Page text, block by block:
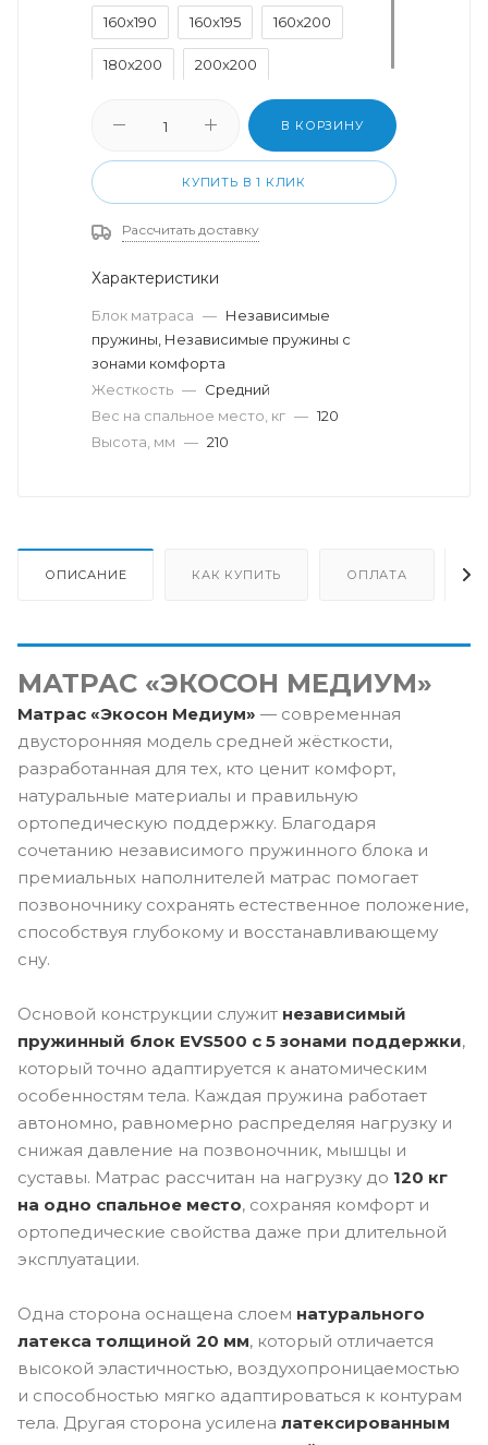
160x190 160x195 160x200
180x200 200x200
В КОРЗИНУ
КУПИТЬ В 1 КЛИК
Рассчитать доставку
Характеристики
Блок матраса — Независимые
пружины, Независимые пружины с
зонами комфорта
Жесткость — Средний
Вес на спальное место, кг — 120
Высота, мм — 210
ОПИСАНИЕ КАК КУПИТЬ ОПЛАТА
МАТРАС «ЭКОСОН МЕДИУМ»
Матрас «Экосон Медиум» — современная
двусторонняя модель средней жёсткости,
разработанная для тех, кто ценит комфорт,
натуральные материалы и правильную
ортопедическую поддержку. Благодаря
сочетанию независимого пружинного блока и
премиальных наполнителей матрас помогает
позвоночнику сохранять естественное положение,
способствуя глубокому и восстанавливающему
сну.
Основой конструкции служит независимый
пружинный блок EVS500 с 5 зонами поддержки,
который точно адаптируется к анатомическим
особенностям тела. Каждая пружина работает
автономно, равномерно распределяя нагрузку и
снижая давление на позвоночник, мышцы и
суставы. Матрас рассчитан на нагрузку до 120 кг
на одно спальное место, сохраняя комфорт и
ортопедические свойства даже при длительной
эксплуатации.
Одна сторона оснащена слоем натурального
латекса толщиной 20 мм, который отличается
высокой эластичностью, воздухопроницаемостью
и способностью мягко адаптироваться к контурам
тела. Другая сторона усилена латексированным